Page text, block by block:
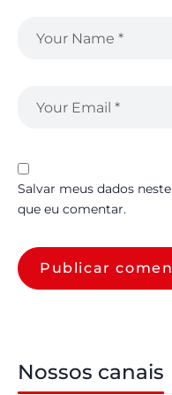
Salvar meus dados
que eu comentar.
Nossos canais